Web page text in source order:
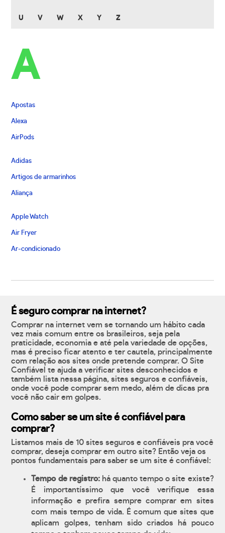
U V W X Y Z
A
Apostas
Alexa
AirPods
Adidas
Artigos de armarinhos
Aliança
Apple Watch
Air Fryer
Ar-condicionado
É seguro comprar na internet?
Comprar na internet vem se tornando um hábito cada
vez mais comum entre os brasileiros, seja pela
praticidade, economia e até pela variedade de opções,
mas é preciso ficar atento e ter cautela, principalmente
com relação aos sites onde pretende comprar. O Site
Confiável te ajuda a verificar sites desconhecidos e
também lista nessa página, sites seguros e confiáveis,
onde você pode comprar sem medo, além de dicas pra
você não cair em golpes.
Como saber se um site é confiável para
comprar?
Listamos mais de 10 sites seguros e confiáveis pra você
comprar, deseja comprar em outro site? Então veja os
pontos fundamentais para saber se um site é confiável:
Tempo de registro:há quanto tempo o site existe?
É importantíssimo que você verifique essa
informação e prefira sempre comprar em sites
com mais tempo de vida. É comum que sites que
aplicam golpes, tenham sido criados há pouco